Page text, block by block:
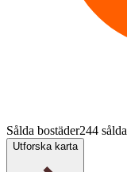
Sålda bostäder244
Utforska karta